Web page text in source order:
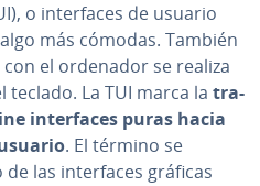
o in­te­r­fa­ces de usuario
más cómodas. También
el ordenador se realiza
La TUI marca la tra­
in­te­r­fa­ces puras hacia
. El término se
las in­te­r­fa­ces gráficas